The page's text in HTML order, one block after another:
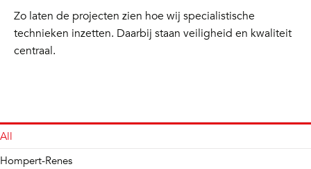
Zo laten de projecten zien hoe wij specialistische
technieken inzetten. Daarbij staan veiligheid en kwaliteit
centraal.
All
Hompert-Renes